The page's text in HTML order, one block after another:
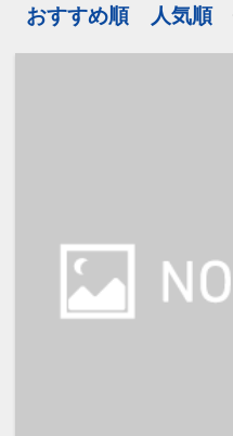
おすすめ順 人気順